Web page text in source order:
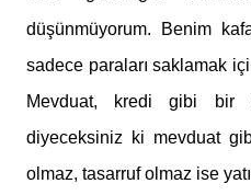
düşünmüyorum. Benim
sadece paraları saklamak
Mevduat, kredi gibi bir
diyeceksiniz ki mevduat
olmaz, tasarruf olmaz ise